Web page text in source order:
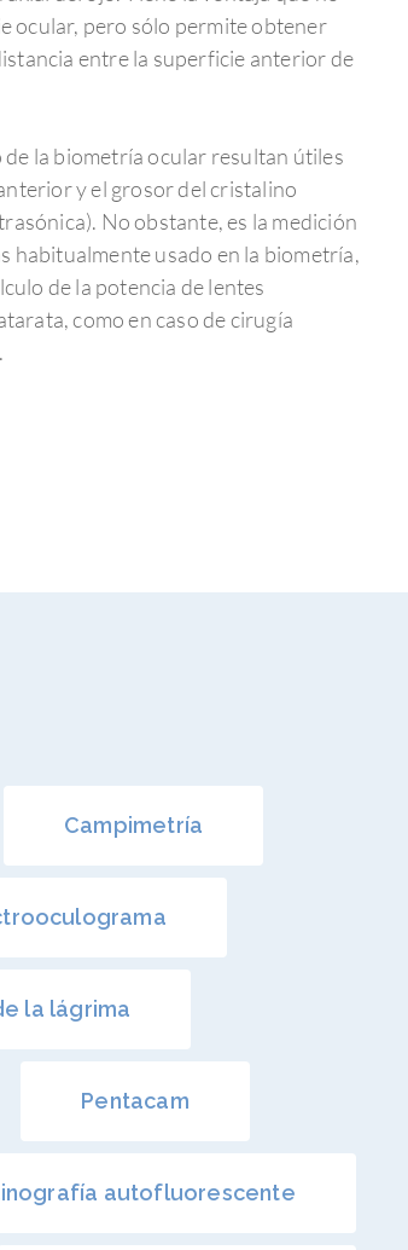
ocular, pero sólo permite obtener
entre la superficie anterior de
la biometría ocular resultan útiles
y el grosor del cristalino
No obstante, es la medición
habitualmente usado en la biometría,
de la potencia de lentes
como en caso de cirugía
Campimetría
la lágrima
Pentacam
autofluorescente